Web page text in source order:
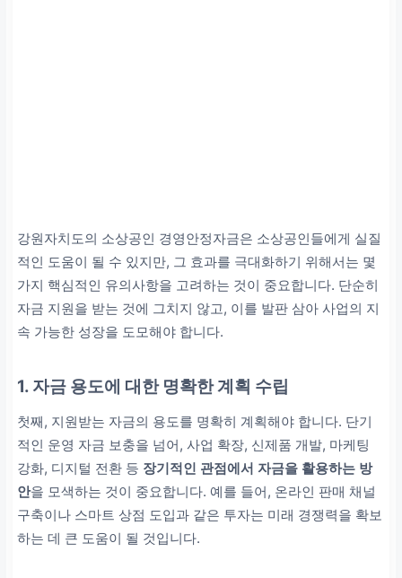
강원자치도의 소상공인 경영안정자금은 소상공인들에게 실질
적인 도움이 될 수 있지만, 그 효과를 극대화하기 위해서는 몇
가지 핵심적인 유의사항을 고려하는 것이 중요합니다. 단순히
자금 지원을 받는 것에 그치지 않고, 이를 발판 삼아 사업의 지
속 가능한 성장을 도모해야 합니다.
1. 자금 용도에 대한 명확한 계획 수립
첫째, 지원받는 자금의 용도를 명확히 계획해야 합니다. 단기
적인 운영 자금 보충을 넘어, 사업 확장, 신제품 개발, 마케팅
강화, 디지털 전환 등 장기적인 관점에서 자금을 활용하는 방
안을 모색하는 것이 중요합니다. 예를 들어, 온라인 판매 채널
구축이나 스마트 상점 도입과 같은 투자는 미래 경쟁력을 확보
하는 데 큰 도움이 될 것입니다.